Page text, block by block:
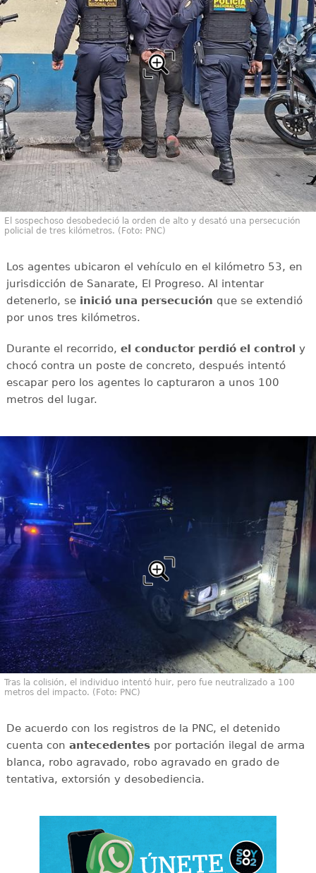
El sospechoso desobedeció la orden de alto y desató una persecución
policial de tres kilómetros. (Foto: PNC)
Los agentes ubicaron el vehículo en el kilómetro 53, en
jurisdicción de Sanarate, El Progreso. Al intentar
detenerlo, se inició una persecución que se extendió
por unos tres kilómetros.
Durante el recorrido, el conductor perdió el control y
chocó contra un poste de concreto, después intentó
escapar pero los agentes lo capturaron a unos 100
metros del lugar.
Tras la colisión, el individuo intentó huir, pero fue neutralizado a 100
metros del impacto. (Foto: PNC)
De acuerdo con los registros de la PNC, el detenido
cuenta con antecedentespor portación ilegal de arma
blanca, robo agravado, robo agravado en grado de
tentativa, extorsión y desobediencia.